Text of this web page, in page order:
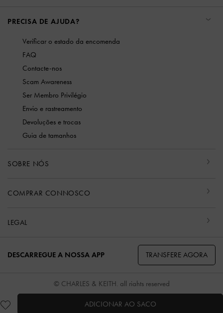
ADICIONAR AO SACO
PRECISA DE AJUDA?
Verificar o estado da encomenda
FAQ
Contacte-nos
Scam Awareness
Ser Membro Privilégio
Envio e rastreamento
Devoluções e trocas
Guia de tamanhos
SOBRE NÓS
COMPRAR CONNOSCO
LEGAL
DESCARREGUE A NOSSA APP TRANSFERE AGORA
© CHARLES & KEITH, all rights reserved